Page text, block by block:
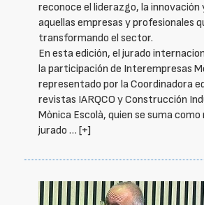
reconoce el liderazgo, la innovación
aquellas empresas y profesionales
transformando el sector.
En esta edición, el jurado
la participación de Interempresas
representado por la Coordinadora
revistas IARQCO y Construcción
Mònica Escolà, quien se suma
jurado … [+]